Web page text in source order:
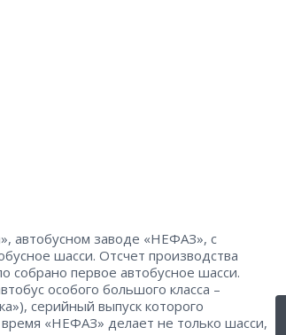
автобусном заводе «НЕФАЗ», с
шасси. Отсчет производства
собрано первое автобусное шасси.
особого большого класса –
серийный выпуск которого
«НЕФАЗ» делает не только шасси,